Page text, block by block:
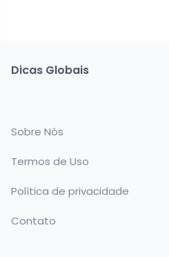
Dicas Globais
Sobre Nós
Termos de Uso
Política de privacidade
Contato